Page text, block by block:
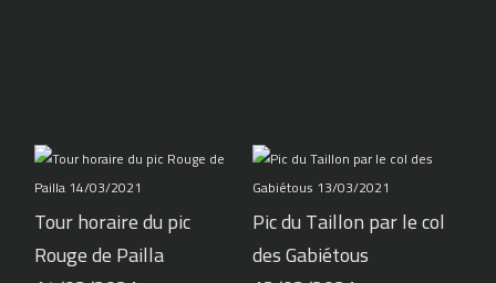
Tour horaire du pic
Rouge de Pailla
Pic du Taillon par le col
des Gabiétous